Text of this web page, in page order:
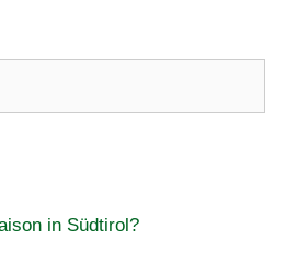
in Südtirol?